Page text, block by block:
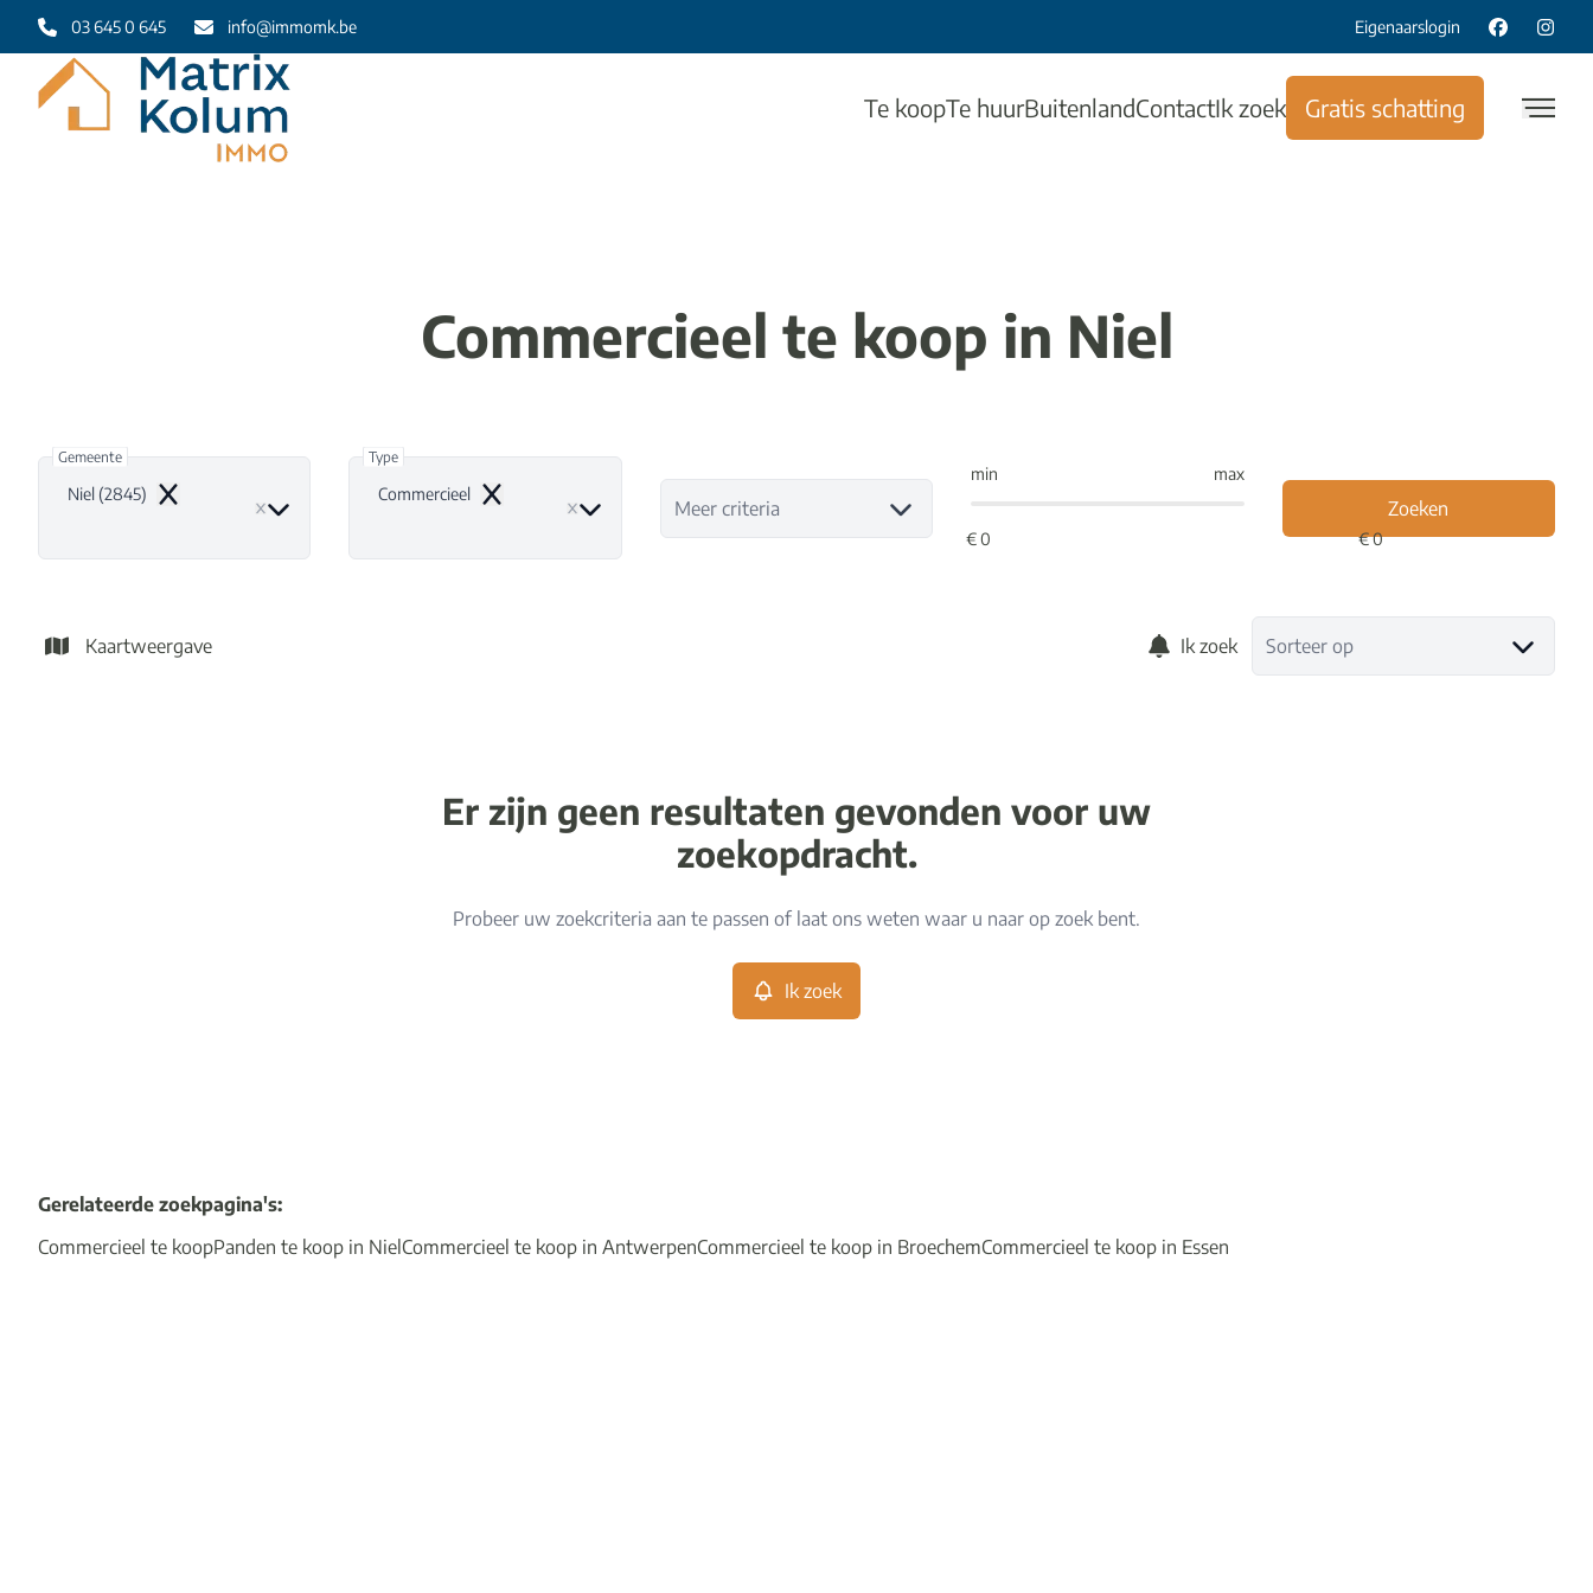
Ga naar hoofdinhoud
03 645 0 645 info@immomk.be Eigenaarslogin
Te koopTe huurBuitenlandContactIk zoek Gratis schatting
Commercieel te koop in Niel
Gemeente
Niel (2845)
Remove
Type
Commercieel
Remove Meer criteria
min max
Zoeken
Kaartweergave Ik zoek Sorteer op
Er zijn geen resultaten gevonden voor uw
zoekopdracht.
Probeer uw zoekcriteria aan te passen of laat ons weten waar u naar op zoek bent.
Ik zoek
Gerelateerde zoekpagina's:
Commercieel te koopPanden te koop in Niel Commercieel te koop in AntwerpenCommercieel te koop in BroechemCommercieel te koop in Essen